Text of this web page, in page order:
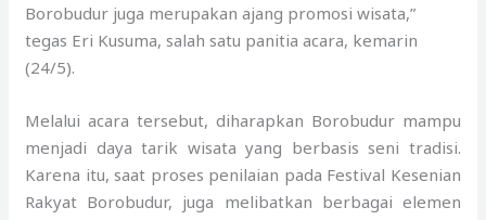
Borobudur juga merupakan ajang promosi wisata,”
tegas Eri Kusuma, salah satu panitia acara, kemarin
(24/5).
Melalui acara tersebut, diharapkan Borobudur mampu
menjadi daya tarik wisata yang berbasis seni tradisi.
Karena itu, saat proses penilaian pada Festival Kesenian
Rakyat Borobudur, juga melibatkan berbagai elemen